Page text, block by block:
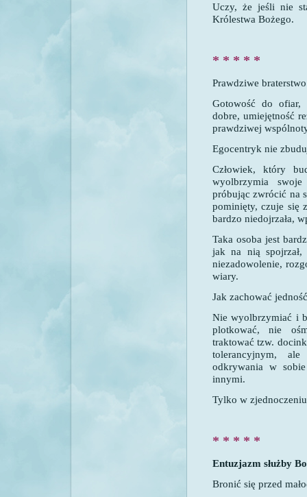
Uczy, że jeśli nie
Królestwa Bożego.
* * * * *
Prawdziwe
Gotowość do ofiar,
dobre, umiejętność
prawdziwej
Egocentryk nie
Człowiek, który
wyolbrzymia
próbując zwrócić na
pominięty, czuje się
bardzo niedojrzała,
Taka osoba jest
jak na nią
niezadowolenie,
wiary.
Jak zachować
Nie wyolbrzymiać i
plotkować, nie
traktować tzw.
tolerancyjnym,
odkrywania w
innymi.
Tylko w
* * * * *
Entuzjazm służby
Bronić się przed